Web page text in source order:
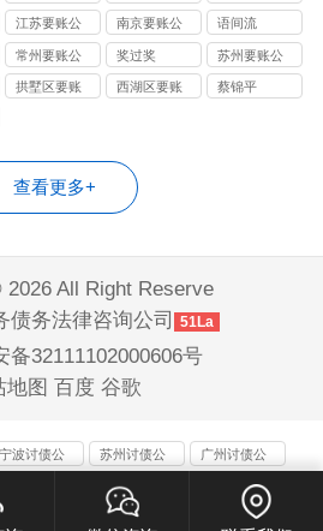
司
江苏要账公
司
南京要账公
司
语间流
常州要账公
司
奖过奖
苏州要账公
司
拱墅区要账
西湖区要账
蔡锦平
查看更多+
All Right Reserve
债务法律咨询公司
51La
备32111102000606号
地图 百度 谷歌
宁波讨债公
苏州讨债公
广州讨债公